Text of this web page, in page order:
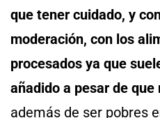
que tener cuidado, y
moderación, con los
procesados ya que
añadido a pesar de
además de ser pobres